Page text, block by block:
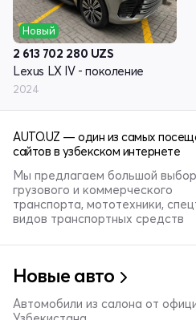
Новый
2 613 702 280 UZS
Lexus LX IV - поколение
2024
AUTO.UZ — один из самых
сайтов в узбекском интернете
Мы предлагаем большой
грузового и коммерческого
транспорта, мототехники,
видов транспортных средств
Новые авто
Автомобили из салона от